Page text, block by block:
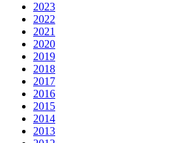
2023
2022
2021
2020
2019
2018
2017
2016
2015
2014
2013